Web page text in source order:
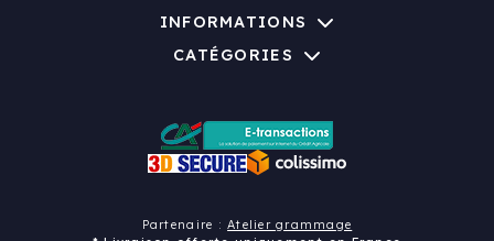
INFORMATIONS
CATÉGORIES
Partenaire :Atelier grammage